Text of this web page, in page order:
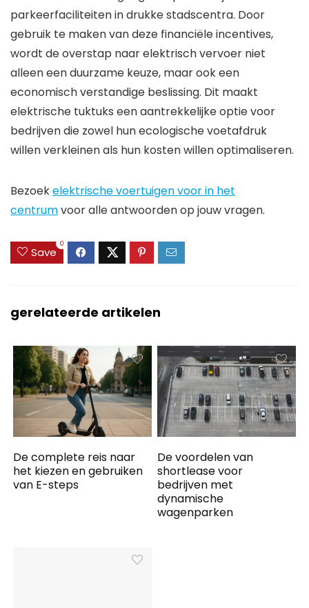
parkeerfaciliteiten in drukke stadscentra. Door
gebruik te maken van deze financiële incentives,
wordt de overstap naar elektrisch vervoer niet
alleen een duurzame keuze, maar ook een
economisch verstandige beslissing. Dit maakt
elektrische tuktuks een aantrekkelijke optie voor
bedrijven die zowel hun ecologische voetafdruk
willen verkleinen als hun kosten willen optimaliseren.
Bezoekelektrische voertuigen voor in het
centrumvoor alle antwoorden op jouw vragen.
Save
0
gerelateerde artikelen
De complete reis naar
het kiezen en gebruiken
van E-steps
De voordelen van
shortlease voor
bedrijven met
dynamische
wagenparken